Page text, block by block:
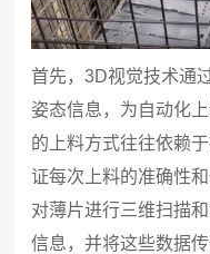
首先，3D视觉技术通
姿态信息，为自动化
的上料方式往往依赖
证每次上料的准确性
对薄片进行三维扫描
信息，并将这些数据